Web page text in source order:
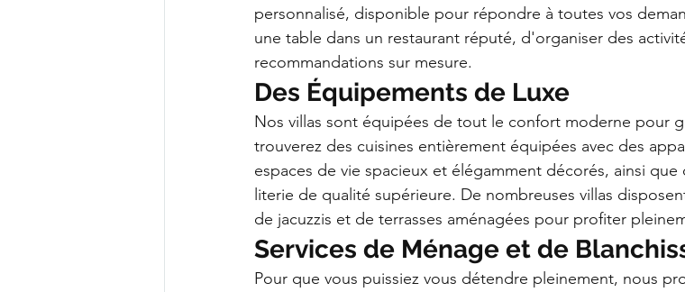
personnalisé, disponible pour répondre à toutes vos
une table dans un restaurant réputé, d'organiser des
recommandations sur mesure.
Des Équipements de Luxe
Nos villas sont équipées de tout le confort moderne pour
trouverez des cuisines entièrement équipées avec des
espaces de vie spacieux et élégamment décorés, ainsi
literie de qualité supérieure. De nombreuses villas
de jacuzzis et de terrasses aménagées pour profiter
Services de Ménage et de
Pour que vous puissiez vous détendre pleinement, nous